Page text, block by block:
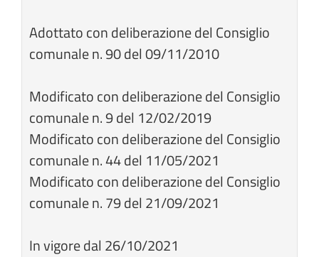
Adottato con deliberazione del Consiglio
comunale n. 90 del 09/11/2010
Modificato con deliberazione del Consiglio
comunale n. 9 del 12/02/2019
Modificato con deliberazione del Consiglio
comunale n. 44 del 11/05/2021
Modificato con deliberazione del Consiglio
comunale n. 79 del 21/09/2021
In vigore dal 26/10/2021